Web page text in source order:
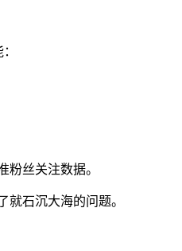
丝关注数据。
石沉大海的问题。